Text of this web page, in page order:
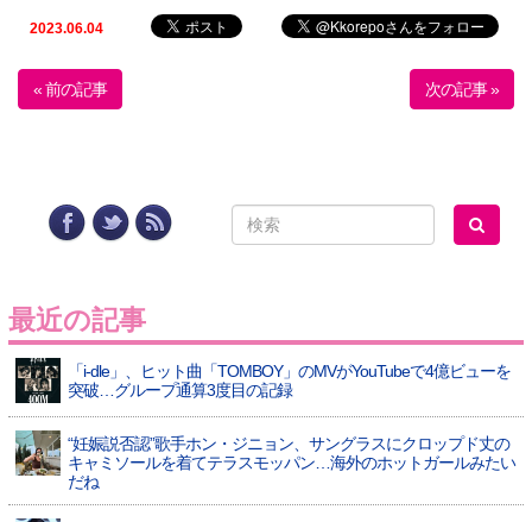
2023.06.04
« 前の記事 次の記事 »
最近の記事
「i-dle」、ヒット曲「TOMBOY」のMVがYouTubeで4億ビューを
突破…グループ通算3度目の記録
“妊娠説否認”歌手ホン・ジニョン、サングラスにクロップド丈の
キャミソールを着てテラスモッパン…海外のホットガールみたい
だね